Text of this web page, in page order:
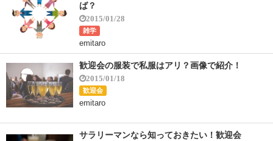
ば？
2015/01/28
雑学
emitaro
歓迎会の服装で私服はアリ？画像で紹介！
2015/01/18
歓迎会
emitaro
サラリーマンなら知っておきたい！歓迎会